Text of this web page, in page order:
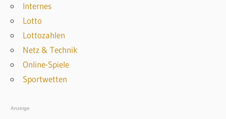
c
h
:
Internes
Lotto
Lottozahlen
Netz & Technik
Online-Spiele
Sportwetten
Anzeige